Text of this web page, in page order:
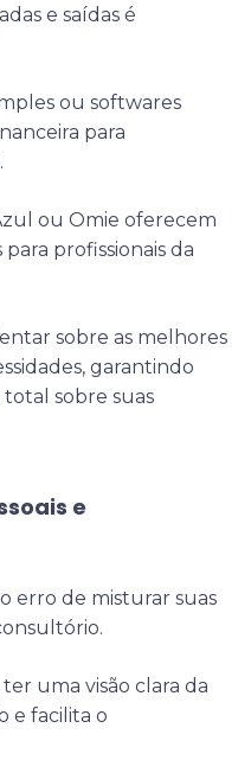
e saídas é
ou softwares
para
ou Omie oferecem
profissionais da
sobre as melhores
garantindo
sobre suas
e
erro de misturar suas
uma visão clara da
e facilita o